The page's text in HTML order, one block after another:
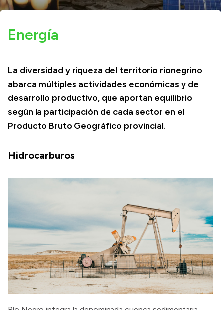
Geografía
Transparencia
Presupuesto
Boletín Oficial
Consulta de expedientes
Intranet
Login
Energía
La diversidad y riqueza del territorio rionegrino
abarca múltiples actividades económicas y de
desarrollo productivo, que aportan equilibrio
según la participación de cada sector en el
Producto Bruto Geográfico provincial.
Hidrocarburos